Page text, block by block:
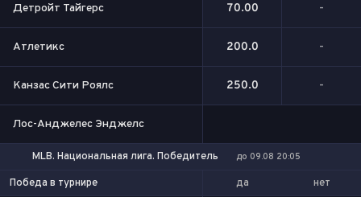
Детройт Тайгерс 70.00 -
Атлетикс 200.0 -
Канзас Сити Роялс 250.0 -
Лос-Анджелес Энджелс
MLB. Национальная лига. Победитель до 09.08 20:05
Победа в турнире да нет